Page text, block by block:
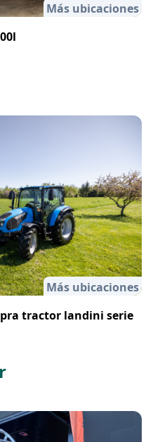
Más ubicaciones
Más ubicaciones
tractor landini serie